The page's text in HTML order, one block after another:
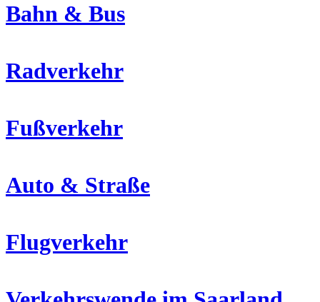
Bahn & Bus
Radverkehr
Fußverkehr
Auto & Straße
Flugverkehr